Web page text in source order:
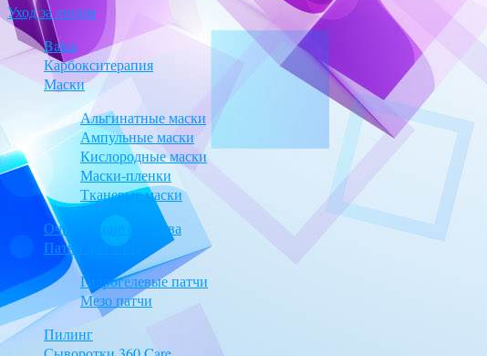
Уход за лицом
Balea
Карбокситерапия
Маски
Альгинатные маски
Ампульные маски
Кислородные маски
Маски-пленки
Тканевые маски
Очищающие средства
Патчи для лица
Гидрогелевые патчи
Мезо патчи
Пилинг